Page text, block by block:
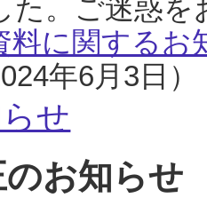
た。ご迷惑
料に関するお
年6月3日）
せ
お知らせ